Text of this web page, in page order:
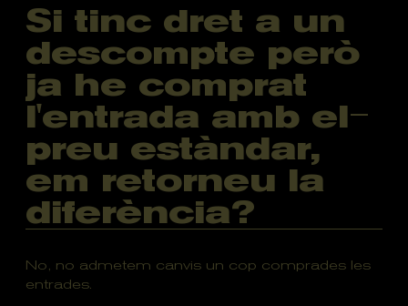
Si tinc dret a un
descompte però
ja he comprat
l'entrada amb el
preu estàndar,
em retorneu la
diferència?
No, no admetem canvis un cop comprades les
entrades.